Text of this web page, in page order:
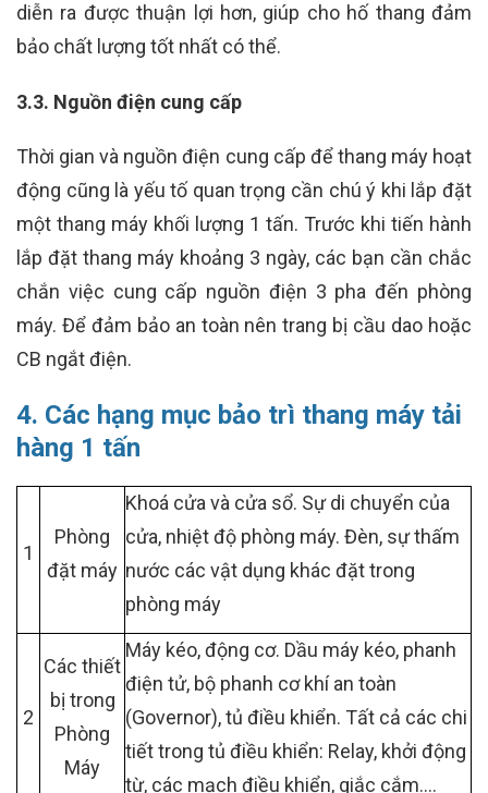
diễn ra được thuận lợi hơn, giúp cho hố thang đảm
bảo chất lượng tốt nhất có thể.
3.3. Nguồn điện cung cấp
Thời gian và nguồn điện cung cấp để thang máy hoạt
động cũng là yếu tố quan trọng cần chú ý khi lắp đặt
một thang máy khối lượng 1 tấn. Trước khi tiến hành
lắp đặt thang máy khoảng 3 ngày, các bạn cần chắc
chắn việc cung cấp nguồn điện 3 pha đến phòng
máy. Để đảm bảo an toàn nên trang bị cầu dao hoặc
CB ngắt điện.
4. Các hạng mục bảo trì thang máy tải
hàng 1 tấn
1
Phòng
đặt máy
Khoá cửa và cửa sổ. Sự di chuyển của
cửa, nhiệt độ phòng máy. Đèn, sự thấm
nước các vật dụng khác đặt trong
phòng máy
2
Các thiết
bị trong
Phòng
Máy
Máy kéo, động cơ. Dầu máy kéo, phanh
điện tử, bộ phanh cơ khí an toàn
(Governor), tủ điều khiển. Tất cả các chi
tiết trong tủ điều khiển: Relay, khởi động
từ, các mạch điều khiển, giắc cắm….